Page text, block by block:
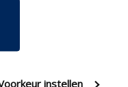
instellen
, Small